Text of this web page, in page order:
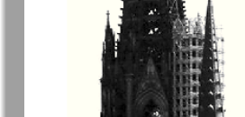
Афиша Augsburg